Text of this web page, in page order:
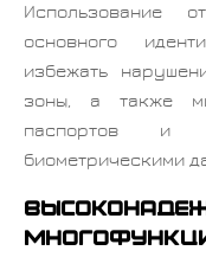
Использование
основного
избежать
зоны, а также
паспортов и
биометрическими